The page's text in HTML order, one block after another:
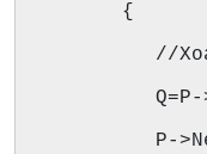
{
//
P-